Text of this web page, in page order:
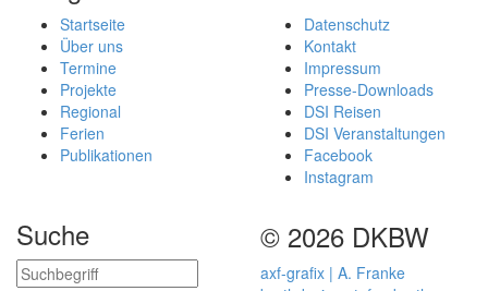
Startseite
Über uns
Termine
Projekte
Regional
Ferien
Publikationen
Datenschutz
Kontakt
Impressum
Presse-Downloads
DSI Reisen
DSI Veranstaltungen
Facebook
Instagram
Suche © 2026 DKBW
axf-grafix | A. Franke